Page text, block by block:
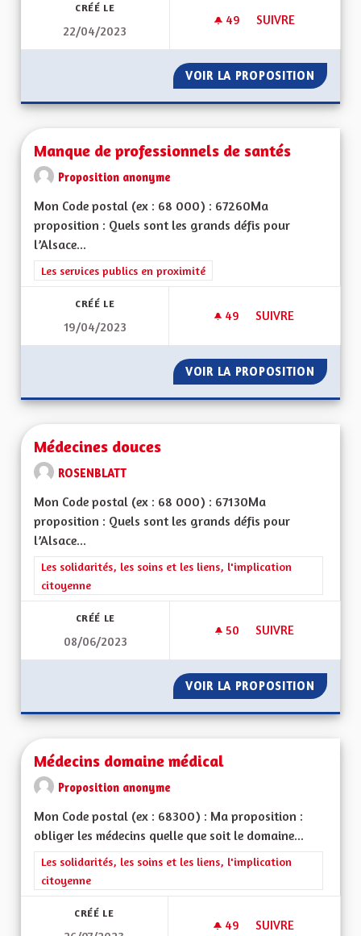
CRÉÉ LE
22/04/2023
49 49 ABONNÉS
SUIVRE
VOIR LA PROPOSITION
Manque de professionnels de santés
Proposition anonyme
Mon Code postal (ex : 68 000) : 67260Ma
proposition : Quels sont les grands défis pour
l’Alsace...
Filtrer les résultats de la catégorie : Les services publics en
Les services publics en proximité
CRÉÉ LE
19/04/2023
49 49 ABONNÉS
SUIVRE
VOIR LA PROPOSITION
Médecines douces
ROSENBLATT
Mon Code postal (ex : 68 000) : 67130Ma
proposition : Quels sont les grands défis pour
l’Alsace...
Filtrer les résultats de la catégorie : Les solidarités, les soins
Les solidarités, les soins et les liens, l'implication
citoyenne
CRÉÉ LE
08/06/2023
50 50 ABONNÉS
SUIVRE
VOIR LA PROPOSITION
Médecins domaine médical
Proposition anonyme
Mon Code postal (ex : 68300) : Ma proposition :
obliger les médecins quelle que soit le domaine...
Filtrer les résultats de la catégorie : Les solidarités, les soins
Les solidarités, les soins et les liens, l'implication
citoyenne
CRÉÉ LE
49 49 ABONNÉS
SUIVRE